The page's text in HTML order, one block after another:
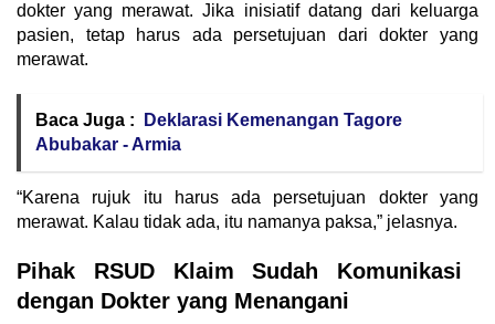
dokter yang merawat. Jika inisiatif datang dari keluarga
pasien, tetap harus ada persetujuan dari dokter yang
merawat.
Baca Juga :
Deklarasi Kemenangan Tagore
Abubakar - Armia
“Karena rujuk itu harus ada persetujuan dokter yang
merawat. Kalau tidak ada, itu namanya paksa,” jelasnya.
Pihak RSUD Klaim Sudah Komunikasi
dengan Dokter yang Menangani